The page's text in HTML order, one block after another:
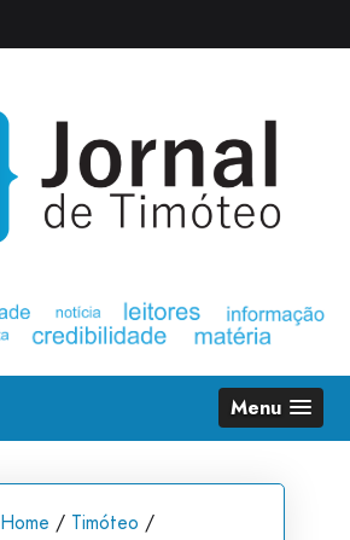
Menu
Home / Timóteo /